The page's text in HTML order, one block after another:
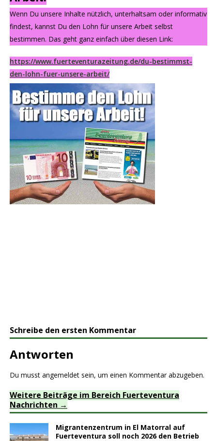
Wenn Du unsere Inhalte nützlich, unterhaltsam oder informativ
findest, kannst Du den Lohn für unsere Arbeit selbst
bestimmen. Das geht ganz einfach über diesen Link:
https://www.fuerteventurazeitung.de/du-bestimmst-
den-lohn-fuer-unsere-arbeit/
Schreibe den ersten Kommentar
Antworten
Du musst angemeldet sein, um einen Kommentar abzugeben.
Weitere Beiträge im Bereich Fuerteventura
Nachrichten
Migrantenzentrum in El Matorral auf
Fuerteventura soll noch 2026 den Betrieb